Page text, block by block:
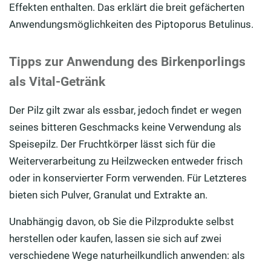
Effekten enthalten. Das erklärt die breit gefächerten
Anwendungsmöglichkeiten des Piptoporus Betulinus.
Tipps zur Anwendung des Birkenporlings
als Vital-Getränk
Der Pilz gilt zwar als essbar, jedoch findet er wegen
seines bitteren Geschmacks keine Verwendung als
Speisepilz. Der Fruchtkörper lässt sich für die
Weiterverarbeitung zu Heilzwecken entweder frisch
oder in konservierter Form verwenden. Für Letzteres
bieten sich Pulver, Granulat und Extrakte an.
Unabhängig davon, ob Sie die Pilzprodukte selbst
herstellen oder kaufen, lassen sie sich auf zwei
verschiedene Wege naturheilkundlich anwenden: als